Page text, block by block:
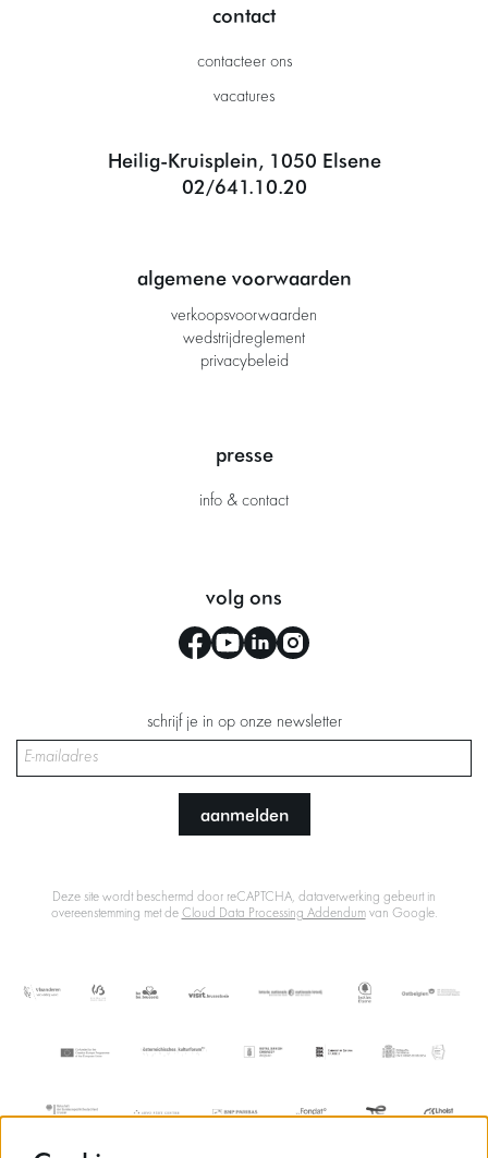
contact
contacteer ons
vacatures
Heilig-Kruisplein, 1050 Elsene
02/641.10.20
algemene voorwaarden
verkoopsvoorwaarden
wedstrijdreglement
privacybeleid
presse
info & contact
volg ons
schrijf je in op onze newsletter
aanmelden
Deze site wordt beschermd door reCAPTCHA, dataverwerking gebeurt in
overeenstemming met de Cloud Data Processing Addendumvan Google.